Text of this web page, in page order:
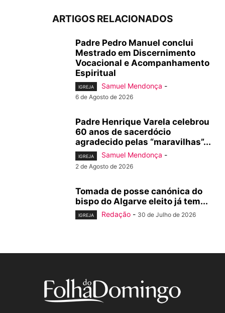
ARTIGOS RELACIONADOS
Padre Pedro Manuel conclui
Mestrado em Discernimento
Vocacional e Acompanhamento
Espiritual
IGREJA Samuel Mendonça -
6 de Agosto de 2026
Padre Henrique Varela celebrou
60 anos de sacerdócio
agradecido pelas “maravilhas”...
IGREJA Samuel Mendonça -
2 de Agosto de 2026
Tomada de posse canónica do
bispo do Algarve eleito já tem...
IGREJA Redação - 30 de Julho de 2026